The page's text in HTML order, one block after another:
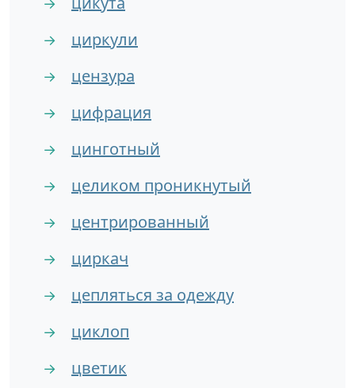
→ циркули
→ цензура
→ цифрация
→ цинготный
→ целиком проникнутый
→ центрированный
→ циркач
→ цепляться за одежду
→ циклоп
→ цветик